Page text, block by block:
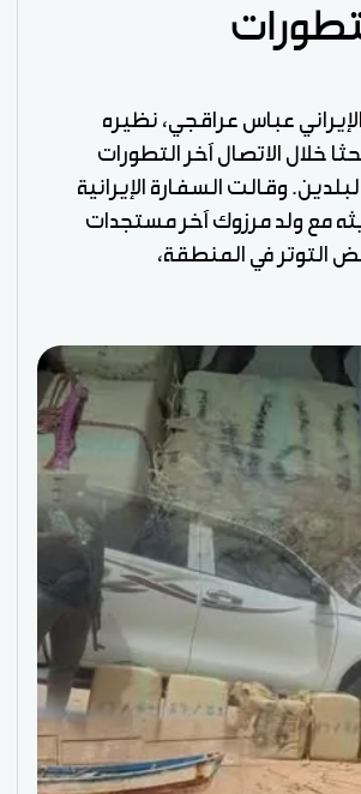
عباس عراقجي، نظيره
خلال الاتصال آخر التطورات
وقالت السفارة الإيرانية
مع ولد مرزوك آخر مستجدات
التوتر في المنطقة،